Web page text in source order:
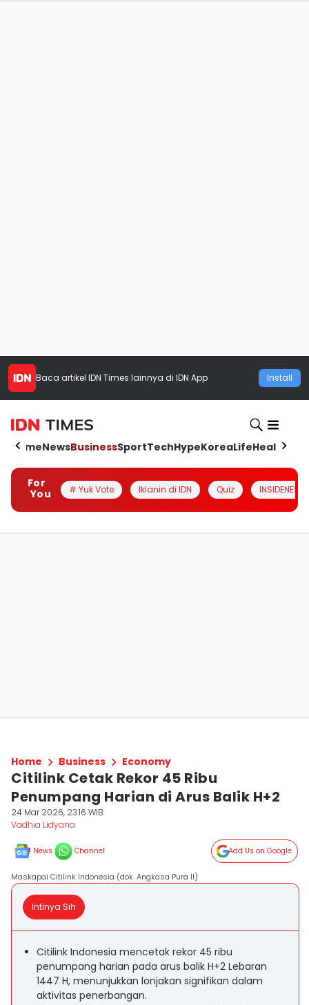
Baca artikel IDN Times lainnya di IDN App Install
HomeNewsBusinessSportTechHypeKoreaLifeHealth
For
You
# Yuk Vote Iklanin di IDN Quiz INSIDENESIA
Home Business Economy
Citilink Cetak Rekor 45 Ribu
Penumpang Harian di Arus Balik H+2
24 Mar 2026, 23:16 WIB
Vadhia Lidyana
News Channel Add Us on Google
Maskapai Citilink Indonesia (dok. Angkasa Pura II)
Intinya Sih
Citilink Indonesia mencetak rekor 45 ribu
penumpang harian pada arus balik H+2 Lebaran
1447 H, menunjukkan lonjakan signifikan dalam
aktivitas penerbangan.